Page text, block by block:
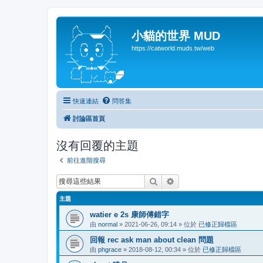
小貓的世界 MUD
https://catworld.muds.tw/web
快速連結 問答集
討論區首頁
沒有回覆的主題
前往進階搜尋
搜尋
主題
watier e 2s 康師傅錯字
由 normal » 2021-06-26, 09:14 » 位於 已修正歸檔區
回報 rec ask man about clean 問題
由 phgrace » 2018-08-12, 00:34 » 位於 已修正歸檔區